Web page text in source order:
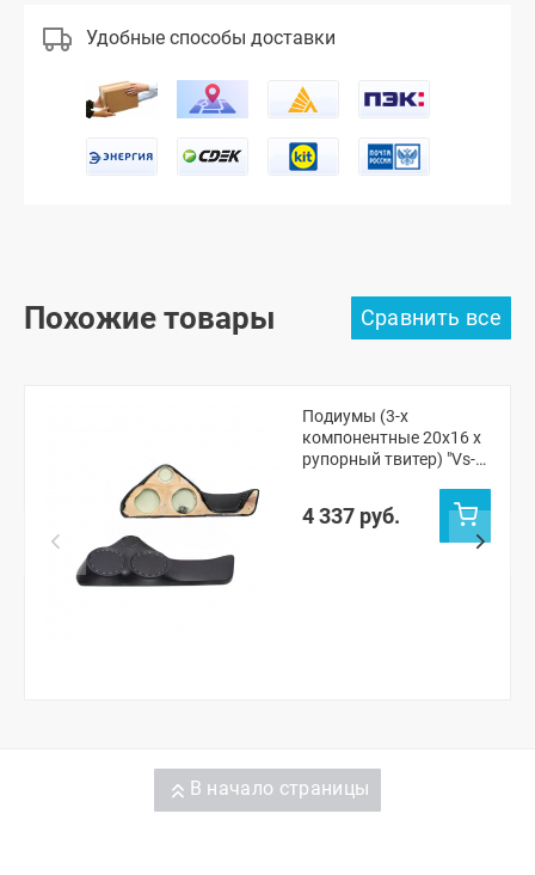
Удобные способы доставки
Похожие товары
Подиумы (3-х
компонентные 20x16 x
рупорный твитер) "Vs-
4 337 руб.
В начало страницы